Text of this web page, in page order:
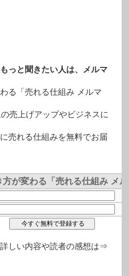
っと聞きたい人は、メルマ
る「売れる仕組み メルマ
売上げアップやビジネスに
売れる仕組みを無料でお届
方が変わる「売れる仕組み メ
しい内容や読者の感想は⇒